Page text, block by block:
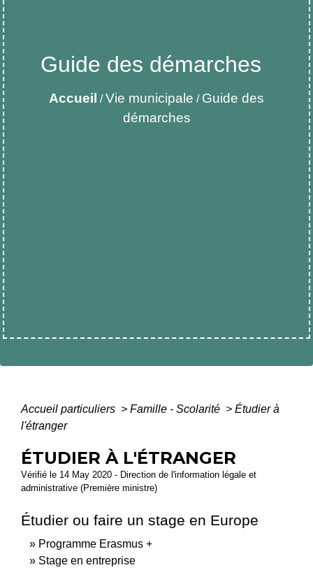
Guide des démarches
Accueil /Vie municipale / Guide des
démarches
Accueil particuliers > Famille - Scolarité > Étudier à
l'étranger
ÉTUDIER À L'ÉTRANGER
Vérifié le 14 May 2020 - Direction de l'information légale et
administrative (Première ministre)
Étudier ou faire un stage en Europe
Programme Erasmus +
Stage en entreprise